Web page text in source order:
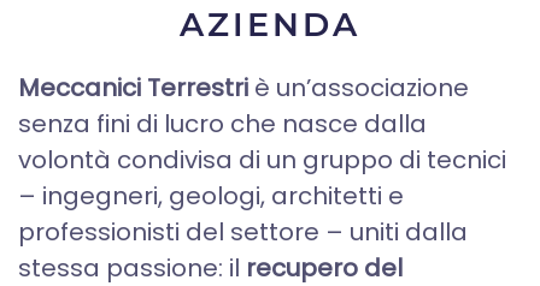
AZIENDA
Meccanici Terrestri è un’associazione
senza fini di lucro che nasce dalla
volontà condivisa di un gruppo di tecnici
– ingegneri, geologi, architetti e
professionisti del settore – uniti dalla
stessa passione: il recupero del